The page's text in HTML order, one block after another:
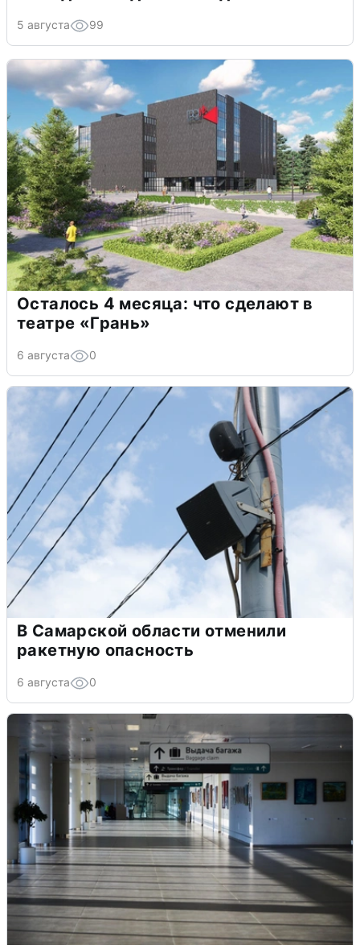
5 августа 99
Осталось 4 месяца: что сделают в
театре «Грань»
6 августа 0
В Самарской области отменили
ракетную опасность
6 августа 0